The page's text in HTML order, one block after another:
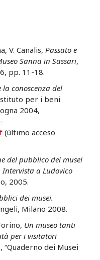
V. Canalis, Passato e
Sanna in Sassari,
pp. 11-18.
la conoscenza del
per i beni
2004,
(último acceso
del pubblico dei musei
a Ludovico
2005.
dei musei.
Milano 2008.
Un museo tanti
per i visitatori
, “Quaderno dei Musei